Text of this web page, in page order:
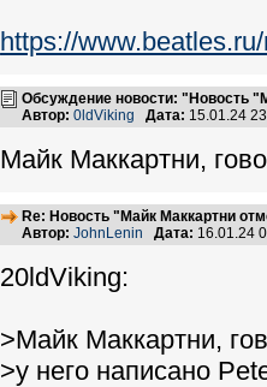
https://
Обсуждение новости: "Новость
Автор: 0ldViking Дата: 15.01.24
Майк Маккартни,
Re: Новость "Майк Маккартни
Автор: JohnLenin Дата: 16.01.24
20ldViking:
>Майк Маккартни,
>у него написано